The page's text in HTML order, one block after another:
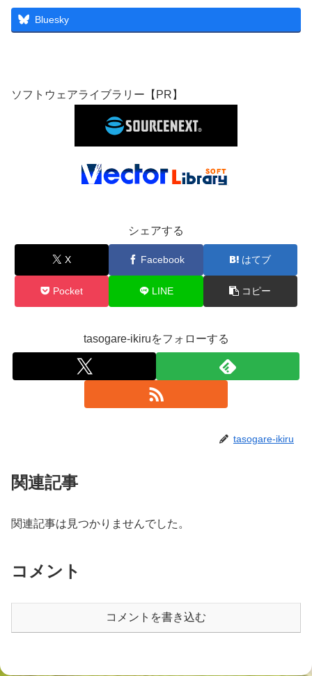
Bluesky
ソフトウェアライブラリー【PR】
シェアする
X Facebook はてブ
Pocket LINE コピー
tasogare-ikiruをフォローする
tasogare-ikiru
関連記事
関連記事は見つかりませんでした。
コメント
コメントを書き込む